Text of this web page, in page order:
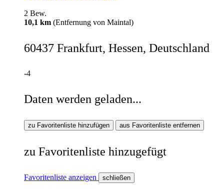
2 Bew.
10,1 km (Entfernung von Maintal)
60437 Frankfurt, Hessen, Deutschland
-4
Daten werden geladen...
zu Favoritenliste hinzufügen aus Favoritenliste entfernen
zu Favoritenliste hinzugefügt
Favoritenliste anzeigen schließen